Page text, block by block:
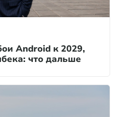
Android к 2029,
что дальше